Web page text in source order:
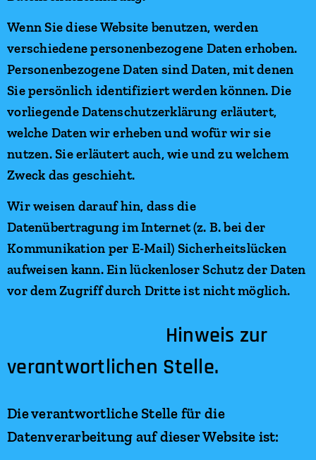
Wenn Sie diese Website benutzen, werden
verschiedene personenbezogene Daten erhoben.
Personenbezogene Daten sind Daten, mit denen
Sie persönlich identifiziert werden können. Die
vorliegende Datenschutzerklärung erläutert,
welche Daten wir erheben und wofür wir sie
nutzen. Sie erläutert auch, wie und zu welchem
Zweck das geschieht.
Wir weisen darauf hin, dass die
Datenübertragung im Internet (z. B. bei der
Kommunikation per E-Mail) Sicherheitslücken
aufweisen kann. Ein lückenloser Schutz der Daten
vor dem Zugriff durch Dritte ist nicht möglich.
Hinweis zur
verantwortlichen Stelle.
Die verantwortliche Stelle für die
Datenverarbeitung auf dieser Website ist: